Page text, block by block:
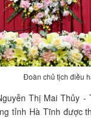
Đoàn chủ tịch điều
Thị Mai Thủy
tỉnh Hà Tĩnh được